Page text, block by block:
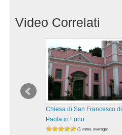
Video Correlati
Chiesa di San Francesco di
Paola in Forio
(1 votes, average: